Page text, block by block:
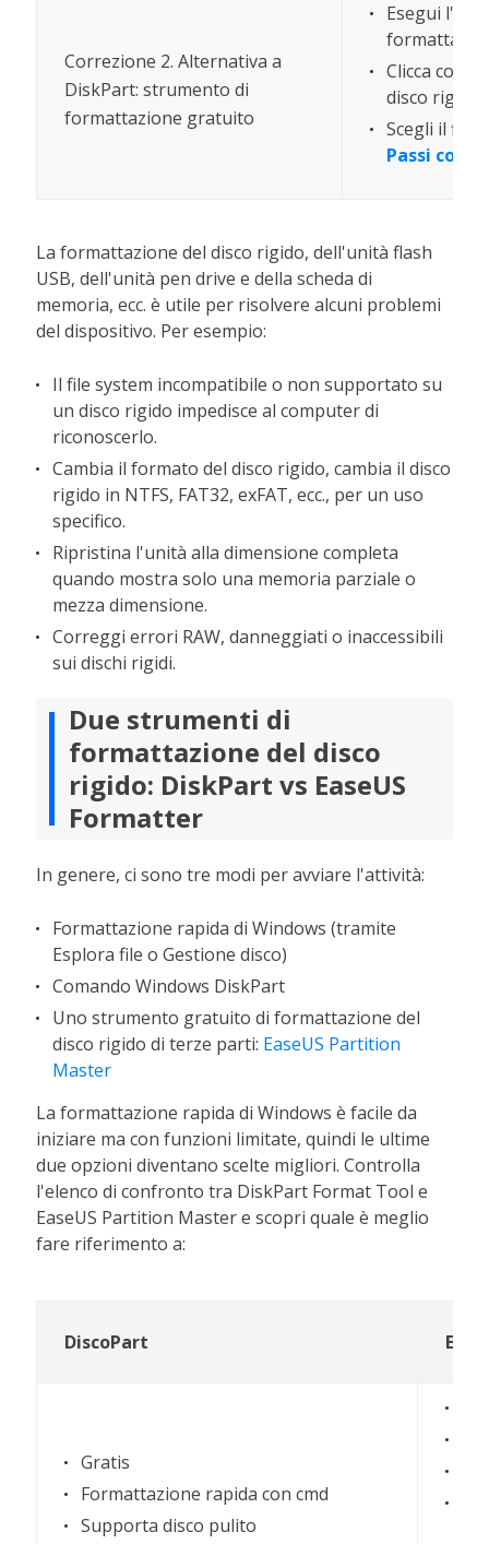
Correzione 2. Alternativa a
DiskPart: strumento di
formattazione gratuito
Esegui
Clicca con
disco rigido
Scegli il file
Passi
La formattazione del disco rigido, dell'unità flash
USB, dell'unità pen drive e della scheda di
memoria, ecc. è utile per risolvere alcuni problemi
del dispositivo. Per esempio:
Il file system incompatibile o non supportato su
un disco rigido impedisce al computer di
riconoscerlo.
Cambia il formato del disco rigido, cambia il disco
rigido in NTFS, FAT32, exFAT, ecc., per un uso
specifico.
Ripristina l'unità alla dimensione completa
quando mostra solo una memoria parziale o
mezza dimensione.
Correggi errori RAW, danneggiati o inaccessibili
sui dischi rigidi.
Due strumenti di
formattazione del disco
rigido: DiskPart vs EaseUS
Formatter
In genere, ci sono tre modi per avviare l'attività:
Formattazione rapida di Windows (tramite
Esplora file o Gestione disco)
Comando Windows DiskPart
Uno strumento gratuito di formattazione del
disco rigido di terze parti: EaseUS Partition
Master
La formattazione rapida di Windows è facile da
iniziare ma con funzioni limitate, quindi le ultime
due opzioni diventano scelte migliori. Controlla
l'elenco di confronto tra DiskPart Format Tool e
EaseUS Partition Master e scopri quale è meglio
fare riferimento a:
DiscoPart
Gratis
Formattazione rapida con cmd
Supporta disco pulito